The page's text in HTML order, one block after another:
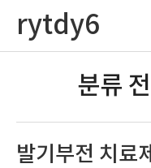
rytdy6
분류
발기부전 치료